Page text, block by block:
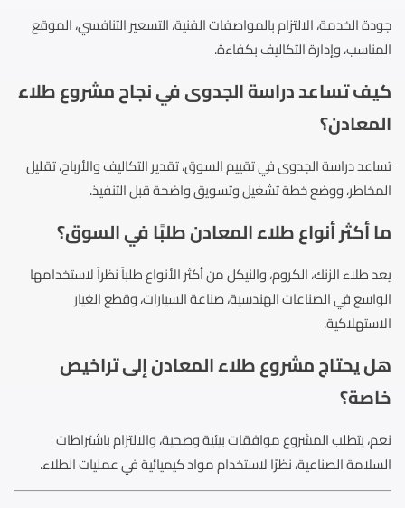
جودة الخدمة، الالتزام بالمواصفات الفنية، التسعير التنافسي، الموقع
المناسب، وإدارة التكاليف بكفاءة.
كيف تساعد دراسة الجدوى في نجاح مشروع طلاء
المعادن؟
تساعد دراسة الجدوى في تقييم السوق، تقدير التكاليف والأرباح، تقليل
المخاطر، ووضع خطة تشغيل وتسويق واضحة قبل التنفيذ.
ما أكثر أنواع طلاء المعادن طلبًا في السوق؟
يعد طلاء الزنك، الكروم، والنيكل من أكثر الأنواع طلباً نظراً لاستخدامها
الواسع في الصناعات الهندسية، صناعة السيارات، وقطع الغيار
الاستهلاكية.
هل يحتاج مشروع طلاء المعادن إلى تراخيص
خاصة؟
نعم، يتطلب المشروع موافقات بيئية وصحية، والالتزام باشتراطات
السلامة الصناعية، نظرًا لاستخدام مواد كيميائية في عمليات الطلاء.